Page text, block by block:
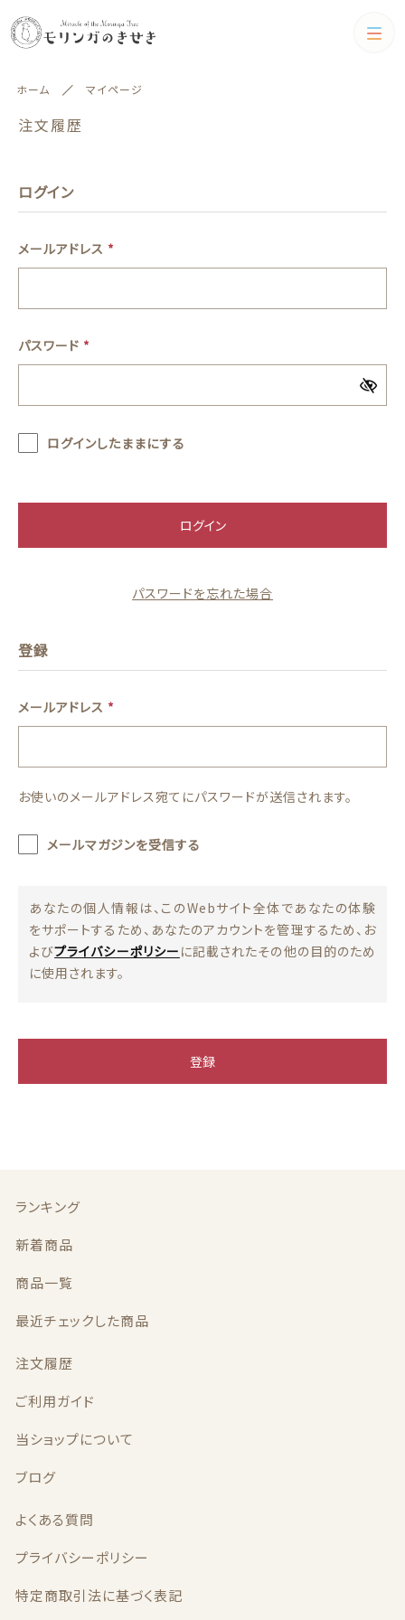
ホーム マイページ
注文履歴
ログイン
メールアドレス *
パスワード *
ログインしたままにする
ログイン
パスワードを忘れた場合
登録
メールアドレス *
お使いのメールアドレス宛てにパスワードが送信されます。
メールマガジンを受信する
あなたの個人情報は、このWebサイト全体であなたの体験
をサポートするため、あなたのアカウントを管理するため、お
よびプライバシーポリシー に記載されたその他の目的のため
に使用されます。
登録
ランキング
新着商品
商品一覧
最近チェックした商品
注文履歴
ご利用ガイド
当ショップについて
ブログ
よくある質問
プライバシーポリシー
特定商取引法に基づく表記
カテゴリー
書籍 食品
化粧品
カテゴリー一覧
ランキング
新着商品
商品一覧
最近チェックした商品
注文履歴
ご利用ガイド
当ショップについて
よくある質問
© 2017 hanarizu PRODUCTIONS
子カテゴリー
その他
セール